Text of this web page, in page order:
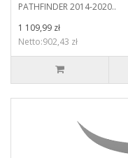
PATHFINDER 2014-2020..
1 109,99 zł
Netto:902,43 zł